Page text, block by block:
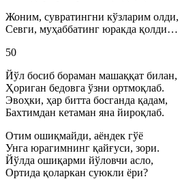
Жоним, сувратингни кўзларим олди,
Севги, муҳаббатинг юракда қолди…
50
Йўл босиб бораман машаққат билан,
Ҳориган бедовга ўзни ортмоқлаб.
Эвоҳки, ҳар битта босганда қадам,
Бахтимдан кетаман яна йироқлаб.
Отим ошиқмайди, аёндек гўё
Унга юрагимнинг қайғуси, зори.
Йўлда ошиқарми йўловчи асло,
Ортида қоларкан суюкли ёри?